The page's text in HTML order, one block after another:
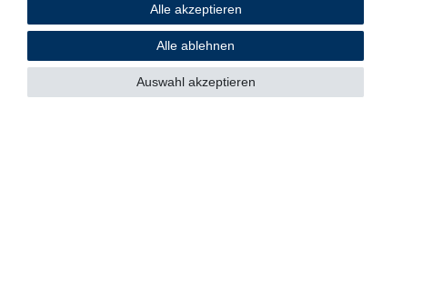
Sicher einkaufen
Alle akzeptieren
Alle ablehnen
Auswahl akzeptieren